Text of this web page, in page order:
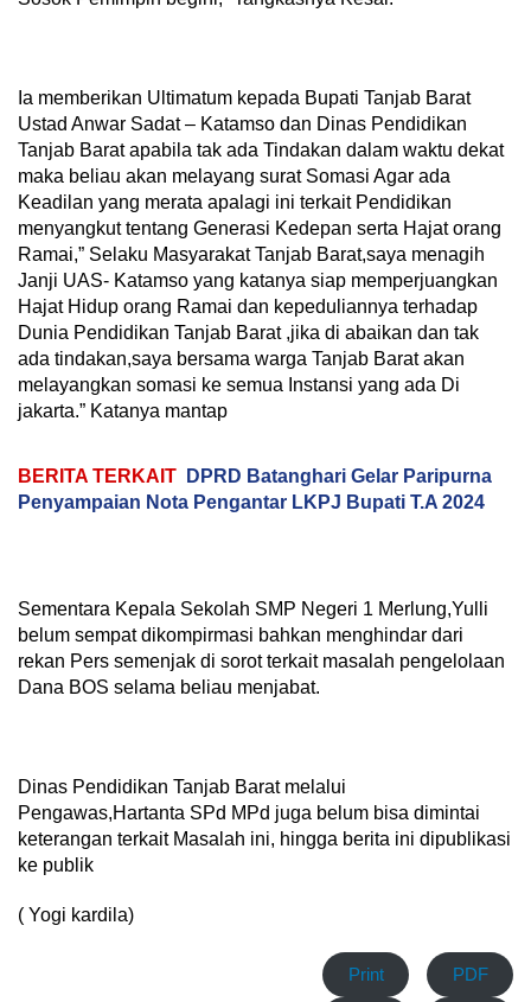
Ia memberikan Ultimatum kepada Bupati Tanjab Barat
Ustad Anwar Sadat – Katamso dan Dinas Pendidikan
Tanjab Barat apabila tak ada Tindakan dalam waktu dekat
maka beliau akan melayang surat Somasi Agar ada
Keadilan yang merata apalagi ini terkait Pendidikan
menyangkut tentang Generasi Kedepan serta Hajat orang
Ramai,” Selaku Masyarakat Tanjab Barat,saya menagih
Janji UAS- Katamso yang katanya siap memperjuangkan
Hajat Hidup orang Ramai dan kepeduliannya terhadap
Dunia Pendidikan Tanjab Barat ,jika di abaikan dan tak
ada tindakan,saya bersama warga Tanjab Barat akan
melayangkan somasi ke semua Instansi yang ada Di
jakarta.” Katanya mantap
BERITA TERKAIT
DPRD Batanghari Gelar Paripurna
Penyampaian Nota Pengantar LKPJ Bupati T.A 2024
Sementara Kepala Sekolah SMP Negeri 1 Merlung,Yulli
belum sempat dikompirmasi bahkan menghindar dari
rekan Pers semenjak di sorot terkait masalah pengelolaan
Dana BOS selama beliau menjabat.
Dinas Pendidikan Tanjab Barat melalui
Pengawas,Hartanta SPd MPd juga belum bisa dimintai
keterangan terkait Masalah ini, hingga berita ini dipublikasi
ke publik
( Yogi kardila)
Print PDF